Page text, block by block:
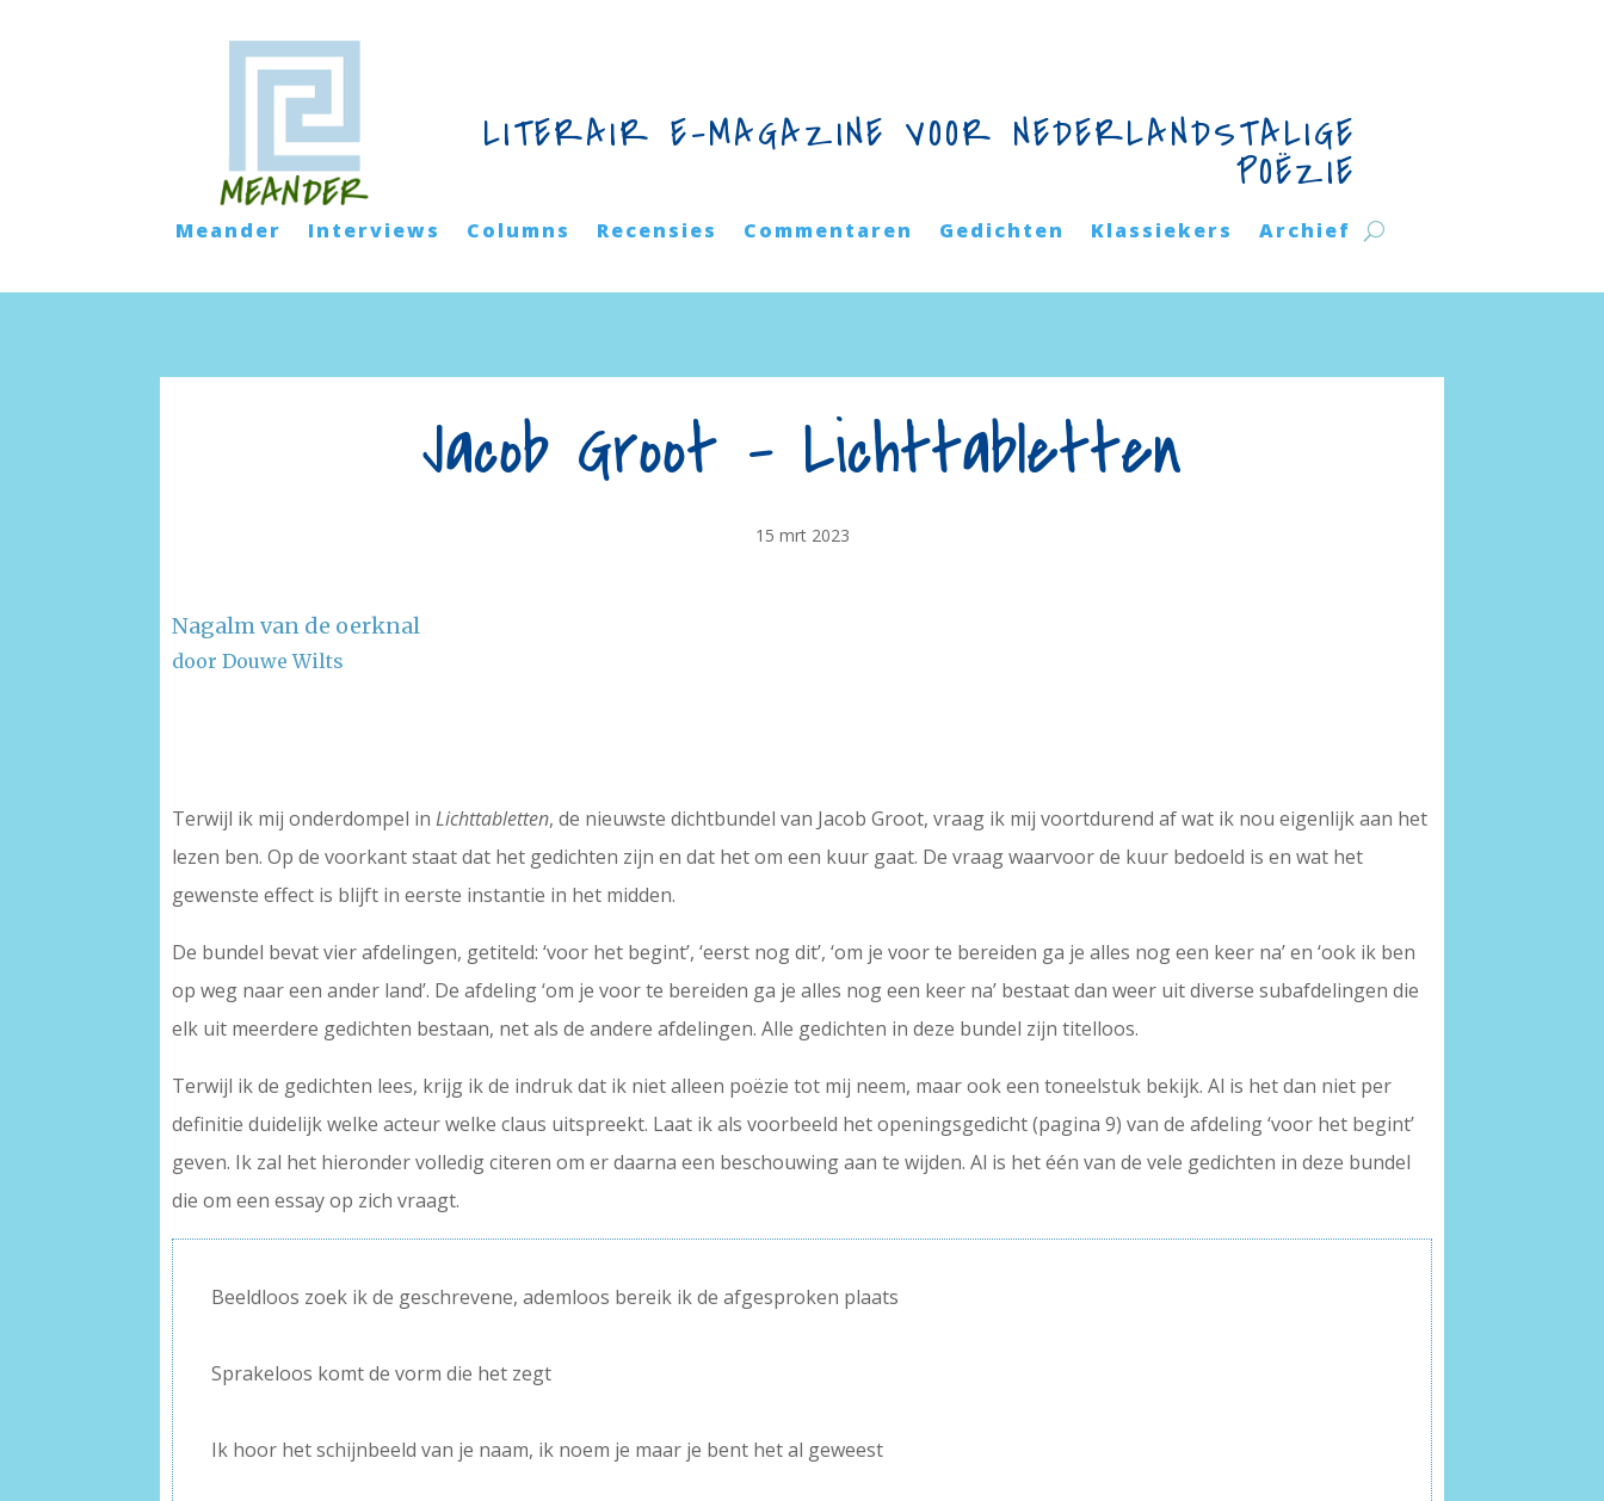
LITERAIR E-MAGAZINE VOOR NEDERLANDSTALIGE
POËZIE
Meander Interviews Columns Recensies Commentaren Gedichten Klassiekers Archief
Jacob Groot – Lichttabletten
15 mrt 2023
Nagalm van de oerknal
door Douwe Wilts
Terwijl ik mij onderdompel inLichttabletten, de nieuwste dichtbundel van Jacob Groot, vraag ik mij voortdurend af wat ik nou eigenlijk aan het
lezen ben. Op de voorkant staat dat het gedichten zijn en dat het om een kuur gaat. De vraag waarvoor de kuur bedoeld is en wat het
gewenste effect is blijft in eerste instantie in het midden.
De bundel bevat vier afdelingen, getiteld: ‘voor het begint’, ‘eerst nog dit’, ‘om je voor te bereiden ga je alles nog een keer na’ en ‘ook ik ben
op weg naar een ander land’. De afdeling ‘om je voor te bereiden ga je alles nog een keer na’ bestaat dan weer uit diverse subafdelingen die
elk uit meerdere gedichten bestaan, net als de andere afdelingen. Alle gedichten in deze bundel zijn titelloos.
Terwijl ik de gedichten lees, krijg ik de indruk dat ik niet alleen poëzie tot mij neem, maar ook een toneelstuk bekijk. Al is het dan niet per
definitie duidelijk welke acteur welke claus uitspreekt. Laat ik als voorbeeld het openingsgedicht (pagina 9) van de afdeling ‘voor het begint’
geven. Ik zal het hieronder volledig citeren om er daarna een beschouwing aan te wijden. Al is het één van de vele gedichten in deze bundel
die om een essay op zich vraagt.
Beeldloos zoek ik de geschrevene, ademloos bereik ik de afgesproken plaats
Sprakeloos komt de vorm die het zegt
Ik hoor het schijnbeeld van je naam, ik noem je maar je bent het al geweest